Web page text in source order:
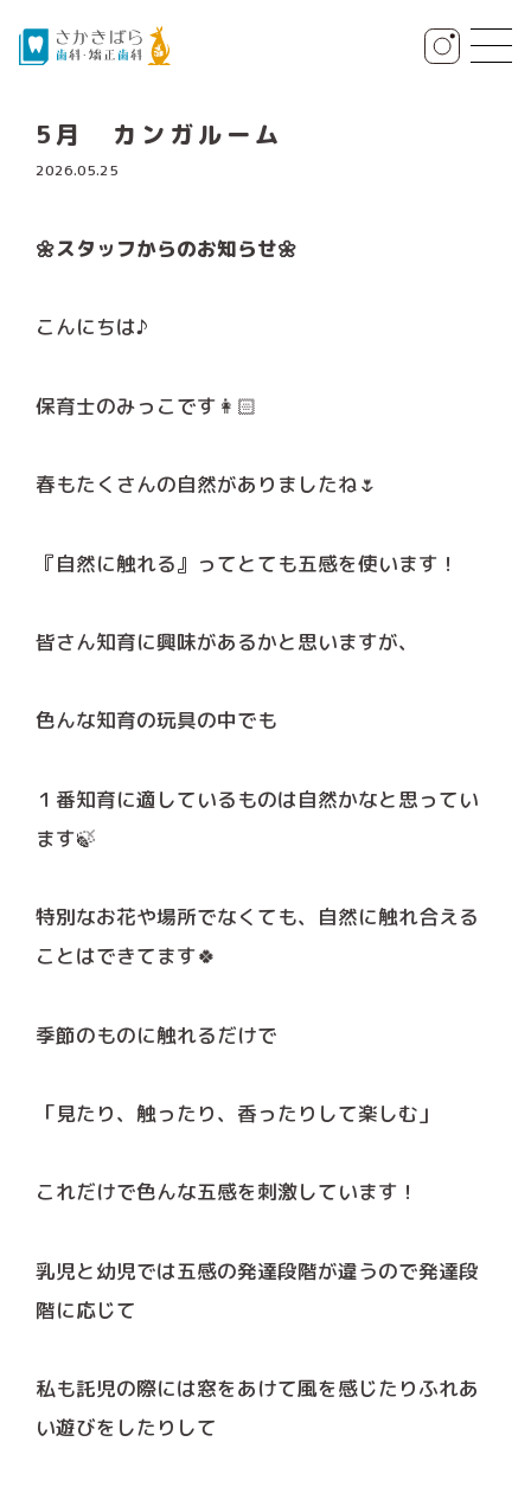
5月 カンガルーム
2026.05.25
🌼スタッフからのお知らせ🌼
こんにちは♪
保育士のみっこです👩🏻
春もたくさんの自然がありましたね🌷
『自然に触れる』ってとても五感を使います！
皆さん知育に興味があるかと思いますが、
色んな知育の玩具の中でも
１番知育に適しているものは自然かなと思ってい
ます🍃
特別なお花や場所でなくても、自然に触れ合える
ことはできてます🍀
季節のものに触れるだけで
「見たり、触ったり、香ったりして楽しむ」
これだけで色んな五感を刺激しています！
乳児と幼児では五感の発達段階が違うので発達段
階に応じて
私も託児の際には窓をあけて風を感じたりふれあ
い遊びをしたりして